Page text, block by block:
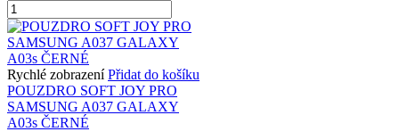
Rychlé zobrazení Přidat do košíku
POUZDRO SOFT JOY PRO
SAMSUNG A037 GALAXY
A03s ČERNÉ